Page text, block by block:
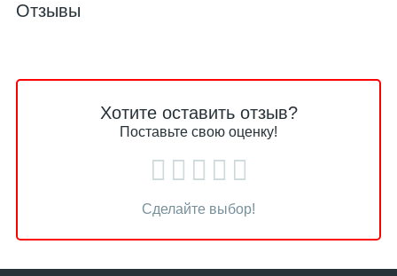
Отзывы
Хотите оставить отзыв?
Поставьте свою оценку!
Сделайте выбор!